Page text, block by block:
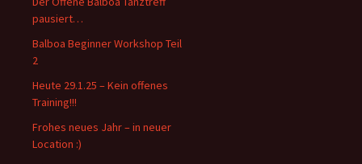
a
c
h
:
pausiert…
Balboa Beginner Workshop Teil
2
Heute 29.1.25 – Kein offenes
Training!!!
Frohes neues Jahr – in neuer
Location :)